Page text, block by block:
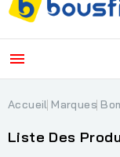

Accueil Marques
Liste Des